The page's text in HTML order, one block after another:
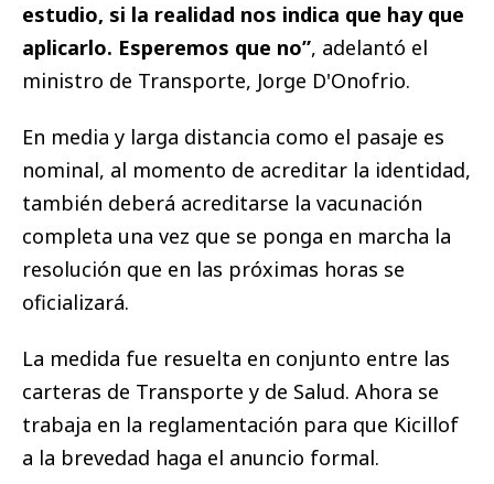
estudio, si la realidad nos indica que hay que
aplicarlo. Esperemos que no”, adelantó el
ministro de Transporte, Jorge D'Onofrio.
En media y larga distancia como el pasaje es
nominal, al momento de acreditar la identidad,
también deberá acreditarse la vacunación
completa una vez que se ponga en marcha la
resolución que en las próximas horas se
oficializará.
La medida fue resuelta en conjunto entre las
carteras de Transporte y de Salud. Ahora se
trabaja en la reglamentación para que Kicillof
a la brevedad haga el anuncio formal.